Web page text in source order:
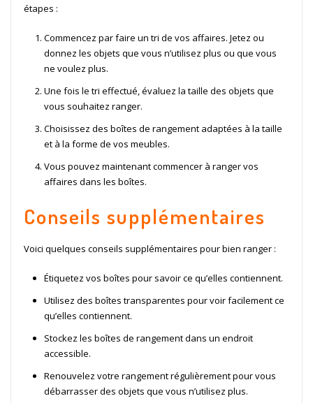
étapes :
Commencez par faire un tri de vos affaires. Jetez ou
donnez les objets que vous n’utilisez plus ou que vous
ne voulez plus.
Une fois le tri effectué, évaluez la taille des objets que
vous souhaitez ranger.
Choisissez des boîtes de rangement adaptées à la taille
et à la forme de vos meubles.
Vous pouvez maintenant commencer à ranger vos
affaires dans les boîtes.
Conseils supplémentaires
Voici quelques conseils supplémentaires pour bien ranger :
Étiquetez vos boîtes pour savoir ce qu’elles contiennent.
Utilisez des boîtes transparentes pour voir facilement ce
qu’elles contiennent.
Stockez les boîtes de rangement dans un endroit
accessible.
Renouvelez votre rangement régulièrement pour vous
débarrasser des objets que vous n’utilisez plus.